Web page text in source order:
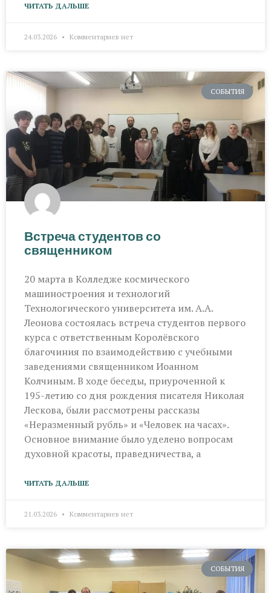
ЧИТАТЬ ДАЛЬШЕ
24.03.2026 Комментариев нет
СОБЫТИЯ
Встреча студентов со
священником
20 марта в Колледже космического
машиностроения и технологий
Технологического университета им. А.А.
Леонова состоялась встреча студентов первого
курса с ответственным Королёвского
благочиния по взаимодействию с учебными
заведениями священником Иоанном
Колчиным. В ходе беседы, приуроченной к
195-летию со дня рождения писателя Николая
Лескова, были рассмотрены рассказы
«Неразменный рубль» и «Человек на часах».
Основное внимание было уделено вопросам
духовной красоты, праведничества, а
ЧИТАТЬ ДАЛЬШЕ
21.03.2026 Комментариев нет
СОБЫТИЯ